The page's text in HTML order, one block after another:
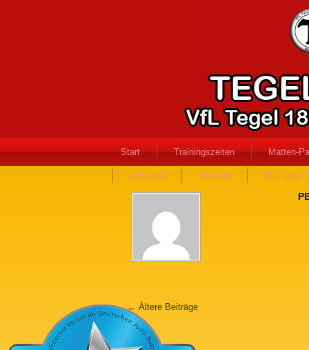
Start Trainingszeiten Matten-
Vorstand Termine VfL-Tegel
← Ältere Beiträge